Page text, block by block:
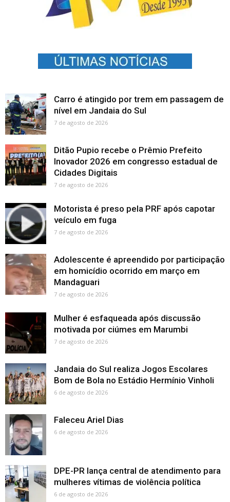
Carro é atingido por trem em passagem de
nível em Jandaia do Sul
7 de agosto de 2026
Ditão Pupio recebe o Prêmio Prefeito
Inovador 2026 em congresso estadual de
Cidades Digitais
7 de agosto de 2026
Motorista é preso pela PRF após capotar
veículo em fuga
7 de agosto de 2026
Adolescente é apreendido por participação
em homicídio ocorrido em março em
Mandaguari
7 de agosto de 2026
Mulher é esfaqueada após discussão
motivada por ciúmes em Marumbi
7 de agosto de 2026
Jandaia do Sul realiza Jogos Escolares
Bom de Bola no Estádio Hermínio Vinholi
6 de agosto de 2026
Faleceu Ariel Dias
6 de agosto de 2026
DPE-PR lança central de atendimento para
mulheres vítimas de violência política
6 de agosto de 2026